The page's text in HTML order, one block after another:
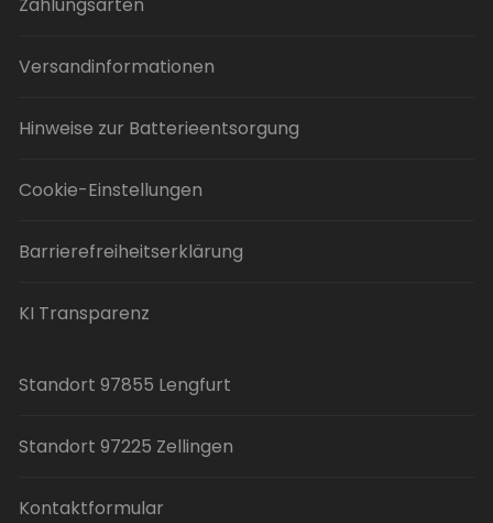
Zahlungsarten
Versandinformationen
Hinweise zur Batterieentsorgung
Cookie-Einstellungen
Barrierefreiheitserklärung
KI Transparenz
Standort 97855 Lengfurt
Standort 97225 Zellingen
Kontaktformular